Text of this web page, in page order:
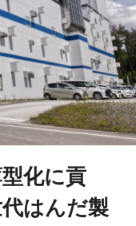
化に貢
はんだ製